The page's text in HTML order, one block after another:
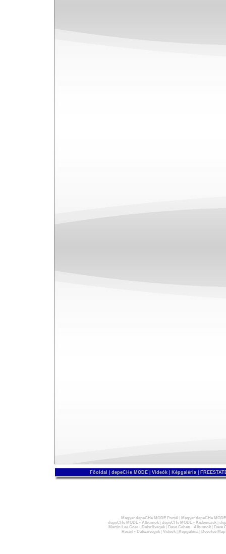
Főoldal depeCHe MODE Videók Képgaléria
Magyar depeCHe MODE Portál
Magyar depeCHe
depeCHe MODE - Albumok| depeCHe MODE - Kislemezek|
Martin Lee Gore - Dalszövegek| Dave Gahan - Albumok|
Dave
Recoil - Dalszövegek| Videók| Képgaléria| Devotee Map